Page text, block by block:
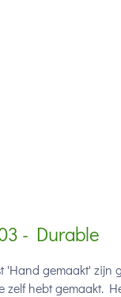
- Durable
gemaakt' zijn
hebt gemaakt.